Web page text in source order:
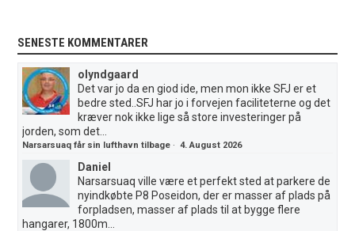
SENESTE KOMMENTARER
olyndgaard
Det var jo da en giod ide, men mon ikke SFJ er et
bedre sted..SFJ har jo i forvejen faciliteterne og det
kræver nok ikke lige så store investeringer på
jorden, som det...
Narsarsuaq får sin lufthavn tilbage ·4. August 2026
Daniel
Narsarsuaq ville være et perfekt sted at parkere de
nyindkøbte P8 Poseidon, der er masser af plads på
forpladsen, masser af plads til at bygge flere
hangarer, 1800m...